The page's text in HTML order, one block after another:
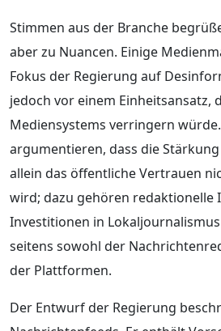
Stimmen aus der Branche
aber zu Nuancen. Einige
Fokus der Regierung auf
jedoch vor einem Einheitsansatz,
Mediensystems verringern
argumentieren, dass die
allein das öffentliche Vertrauen
wird; dazu gehören redaktionelle
Investitionen in
seitens sowohl der
der Plattformen.
Der Entwurf der Regierung